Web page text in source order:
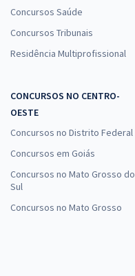
Concursos Saúde
Concursos Tribunais
Residência Multiprofissional
CONCURSOS NO CENTRO-
OESTE
Concursos no Distrito Federal
Concursos em Goiás
Concursos no Mato Grosso do
Sul
Concursos no Mato Grosso